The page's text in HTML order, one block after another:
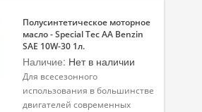
Полусинтетическое моторное
масло - Special Tec AA Benzin
SAE 10W-30 1л.
Наличие: Нет в наличии
Для всесезонного
использования в большинстве
двигателей современных